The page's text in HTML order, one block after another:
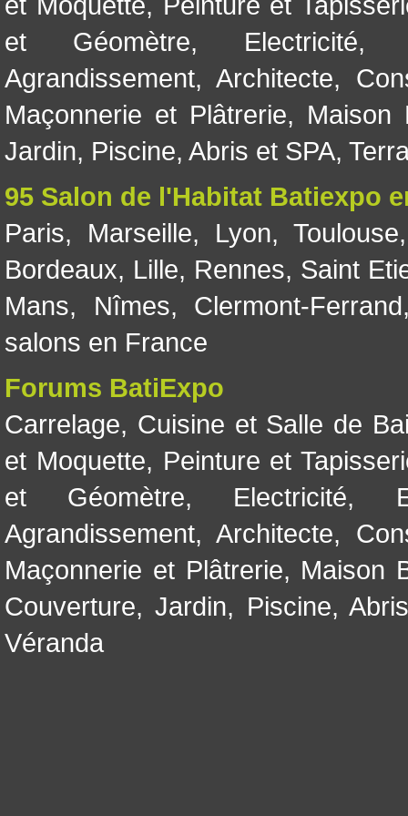
et Géomètre, Electricité
Agrandissement, Architecte,
Maçonnerie et Plâtrerie, Maison
Jardin, Piscine, Abris et SPA,
95 Salon de l'Habitat Batiexpo
Paris, Marseille, Lyon, Toulouse
Bordeaux, Lille, Rennes, Saint
Mans, Nîmes, Clermont-Ferrand
salons en France
Forums BatiExpo
Carrelage, Cuisine et Salle de
et Moquette, Peinture et
et Géomètre, Electricité,
Agrandissement, Architecte,
Maçonnerie et Plâtrerie, Maison
Couverture,Jardin, Piscine,
Véranda